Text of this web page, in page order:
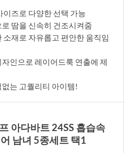
이즈로 다양한 선택 가능
땀을 신속히 건조시켜줌
소재로 자유롭고 편안한 움직임
인으로 레이어드룩 연출에 제
는 고퀄리티 아이템!
아다바트 24SS 흡습속
남녀 5종세트 택1